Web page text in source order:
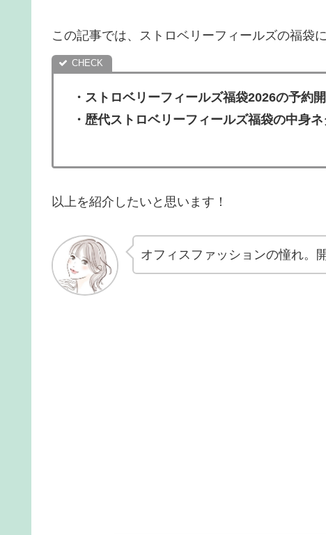
この記事では、ストロベリーフィールズの福袋に
・ ストロベリーフィールズ福袋2026の予約
・歴代ストロベリーフィールズ福袋の中身
以上を紹介したいと思います！
オフィスファッションの憧れ。